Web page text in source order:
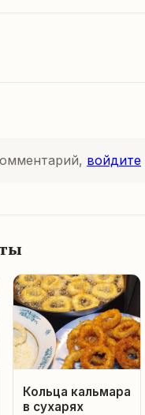
войдите
Кольца кальмара
в сухарях